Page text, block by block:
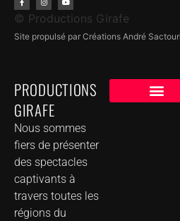
© Productions Girafe
Site propulsé par Créations André
PRODUCTIONS
GIRAFE
Nous sommes
fiers de présenter
des spectacles
captivants à
travers toutes les
régions du